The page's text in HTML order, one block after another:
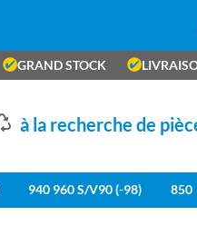
GRAND STOCK
à la recherche de
940 960 S/V90 (-98) 850